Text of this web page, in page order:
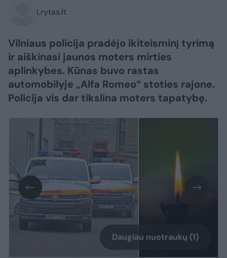
Lrytas.lt
Vilniaus policija pradėjo ikiteisminį tyrimą
ir aiškinasi jaunos moters mirties
aplinkybes. Kūnas buvo rastas
automobilyje „Alfa Romeo“ stoties rajone.
Policija vis dar tikslina moters tapatybę.
Daugiau nuotraukų (1)